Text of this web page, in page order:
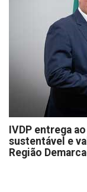
IVDP entrega
sustentável e
Região